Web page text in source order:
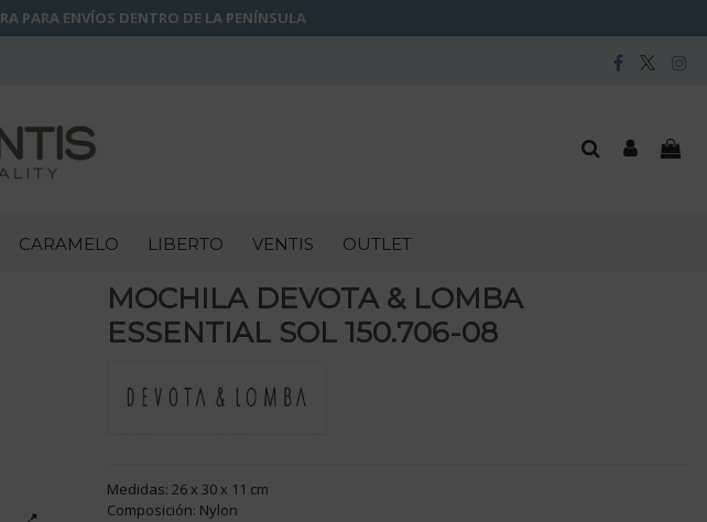
PARA ENVÍOS DENTRO DE LA PENÍNSULA
CARAMELO LIBERTO VENTIS OUTLET
MOCHILA DEVOTA & LOMBA
ESSENTIAL SOL 150.706-08
Medidas: 26 x 30 x 11 cm
Composición: Nylon